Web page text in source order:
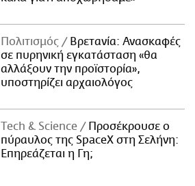
Πολιτισμός
Βρετανία: Ανασκαφές
σε πυρηνική εγκατάσταση «θα
αλλάξουν την προϊστορία»,
υποστηρίζει αρχαιολόγος
Τech & Science
Προσέκρουσε ο
πύραυλος της SpaceX στη Σελήνη:
Επηρεάζεται η Γη;